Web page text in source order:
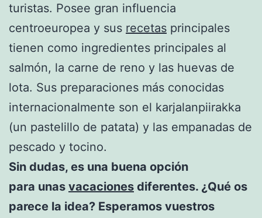
turistas. Posee gran influencia
centroeuropea y sus recetas principales
tienen como ingredientes principales al
salmón, la carne de reno y las huevas de
lota. Sus preparaciones más conocidas
internacionalmente son el karjalanpiirakka
(un pastelillo de patata) y las empanadas de
pescado y tocino.
Sin dudas, es una buena opción
para unas vacaciones diferentes. ¿Qué os
parece la idea? Esperamos vuestros